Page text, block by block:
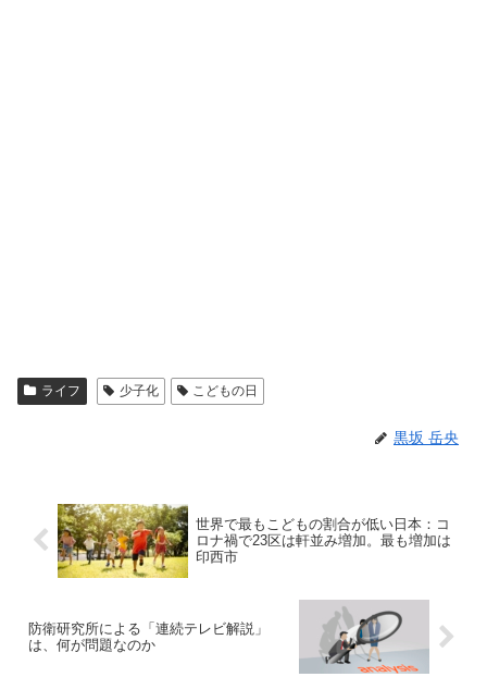
ライフ 少子化 こどもの日
黒坂 岳央
世界で最もこどもの割合が低い日本：コ
ロナ禍で23区は軒並み増加。最も増加は
印西市
防衛研究所による「連続テレビ解説」
は、何が問題なのか